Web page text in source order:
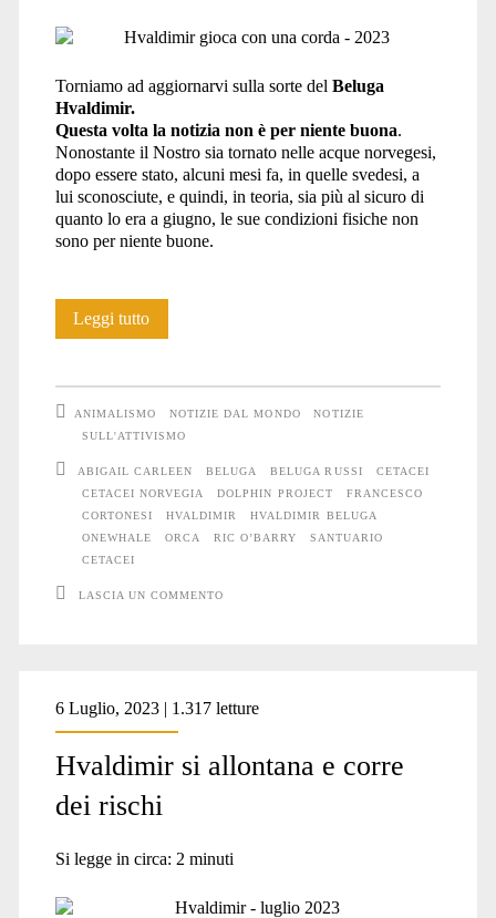
Torniamo ad aggiornarvi sulla sorte del Beluga
Hvaldimir.
Questa volta la notizia non è per niente buona.
Nonostante il Nostro sia tornato nelle acque norvegesi,
dopo essere stato, alcuni mesi fa, in quelle svedesi, a
lui sconosciute, e quindi, in teoria, sia più al sicuro di
quanto lo era a giugno, le sue condizioni fisiche non
sono per niente buone.
Leggi tuttoLa
che
Hvaldimir
muoia?
ANIMALISMO NOTIZIE DAL MONDO
NOTIZIE
SULL'ATTIVISMO
ABIGAIL CARLEEN BELUGA BELUGA RUSSI
CETACEI
CETACEI NORVEGIA
DOLPHIN PROJECT
FRANCESCO
CORTONESI
HVALDIMIR
HVALDIMIR BELUGA
ONEWHALE
ORCA RIC O’BARRY
SANTUARIO
CETACEI
LASCIA UN COMMENTO
6 Luglio, 2023 | 1.317 letture
Hvaldimir si allontana e corre
dei rischi
Si legge in circa: 2 minuti